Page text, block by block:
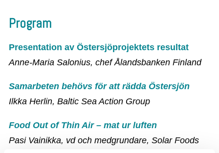
Program
Presentation av Östersjöprojektets resultat
Anne-Maria Salonius, chef Ålandsbanken Finland
Samarbeten behövs för att rädda Östersjön
Ilkka Herlin, Baltic Sea Action Group
Food Out of Thin Air – mat ur luften
Pasi Vainikka, vd och medgrundare, Solar Foods